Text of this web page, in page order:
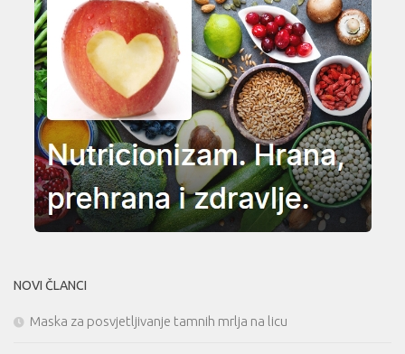
NOVI ČLANCI
Maska za posvjetljivanje tamnih mrlja na licu